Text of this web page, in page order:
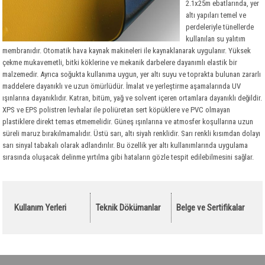
Kauçuk Özel Malzemeler
Danmat PVC Folyo
Hava Kanalları
Flexible Hava Kanalları
Havalandırma Fanları
Yardımcı Malzemeler
Ses Yalıtım Malzemeleri
Akustik Süngerler
Kauçuk Levha ve Şilteler
Titreşim Alıcılar
Yardımcı Malzemeler
Yangın Yalıtım Malzemeleri
Kalsiyum Silikat Levhalar
Yangın Geçiş Bariyerleri
Yardımcı Malzemeler
Drenaj
Drenaj Levhaları
Yardımcı Malzemeler
Bitümlü Membranlar
Bitümlü Likitler Astarlar
Bitümlü Membranlar
PVC - EPDM Membranlar
PVC Membranlar
EPDM Membranlar
Geotekstil Keçe
Yapı Kimyasalları
Çatı Kaplama Malzemeleri
Çatı ve Cephe Örtüleri
Alçı Levha
Sandviç Paneller
2.1x25m ebatlarında, yer
altı yapıları temel ve
perdeleriyle tünellerde
kullanılan su yalıtım
membranıdır. Otomatik hava kaynak makineleri ile kaynaklanarak uygulanır. Yüksek
çekme mukavemetli, bitki köklerine ve mekanik darbelere dayanımlı elastik bir
malzemedir. Ayrıca soğukta kullanıma uygun, yer altı suyu ve toprakta bulunan zararlı
maddelere dayanıklı ve uzun ömürlüdür. İmalat ve yerleştirme aşamalarında UV
ışınlarına dayanıklıdır. Katran, bitüm, yağ ve solvent içeren ortamlara dayanıklı değildir.
XPS ve EPS polistren levhalar ile poliüretan sert köpüklere ve PVC olmayan
plastiklere direkt temas etmemelidir. Güneş ışınlarına ve atmosfer koşullarına uzun
süreli maruz bırakılmamalıdır. Üstü sarı, altı siyah renklidir. Sarı renkli kısımdan dolayı
sarı sinyal tabakalı olarak adlandırılır. Bu özellik yer altı kullanımlarında uygulama
sırasında oluşacak delinme yırtılma gibi hataların gözle tespit edilebilmesini sağlar.
Kullanım Yerleri Teknik Dökümanlar Belge ve Sertifikalar